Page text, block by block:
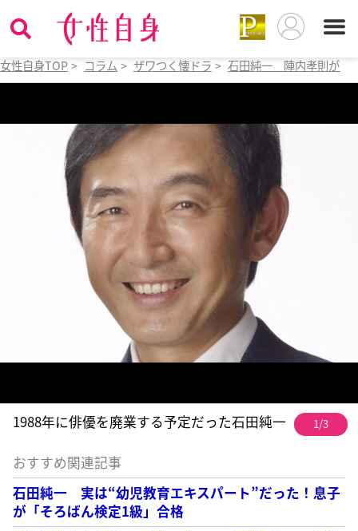
女性自身TOP > コラム > ザワつく懐ドラ > 石田純一 陣内孝則が断
1988年に俳優を廃業する予定だった石田純一 1/3
おすすめ関連記事
石田純一 実は“幼児教育エキスパート”だった！息子
が「そろばん検定1級」合格